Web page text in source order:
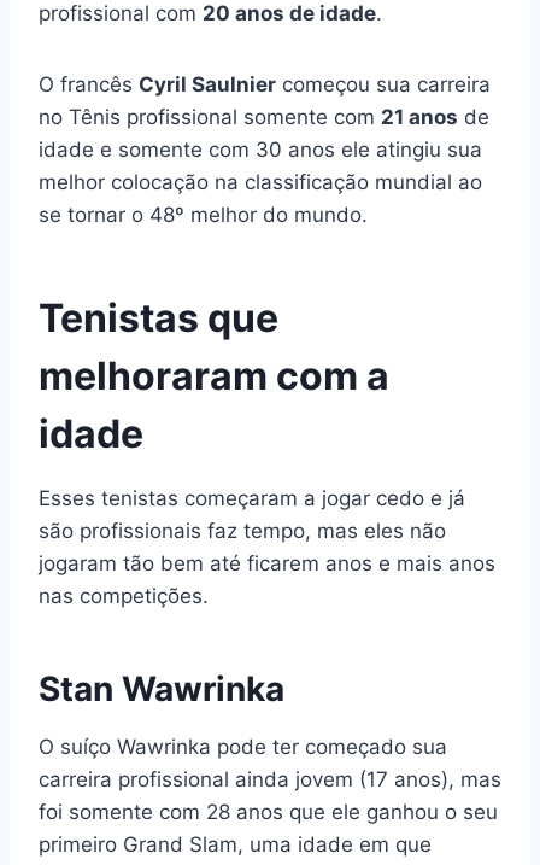
profissional com 20 anos de idade.
O francês Cyril Saulnier começou sua carreira
no Tênis profissional somente com 21 anos de
idade e somente com 30 anos ele atingiu sua
melhor colocação na classificação mundial ao
se tornar o 48º melhor do mundo.
Tenistas que
melhoraram com a
idade
Esses tenistas começaram a jogar cedo e já
são profissionais faz tempo, mas eles não
jogaram tão bem até ficarem anos e mais anos
nas competições.
Stan Wawrinka
O suíço Wawrinka pode ter começado sua
carreira profissional ainda jovem (17 anos), mas
foi somente com 28 anos que ele ganhou o seu
primeiro Grand Slam, uma idade em que